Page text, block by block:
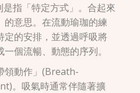
指「特定方式」。合起來
意思。在流動瑜珈的練
定的安排，並透過呼吸將
個流暢、動態的序列。
領動作」(Breath-
。吸氣時通常伴隨著擴